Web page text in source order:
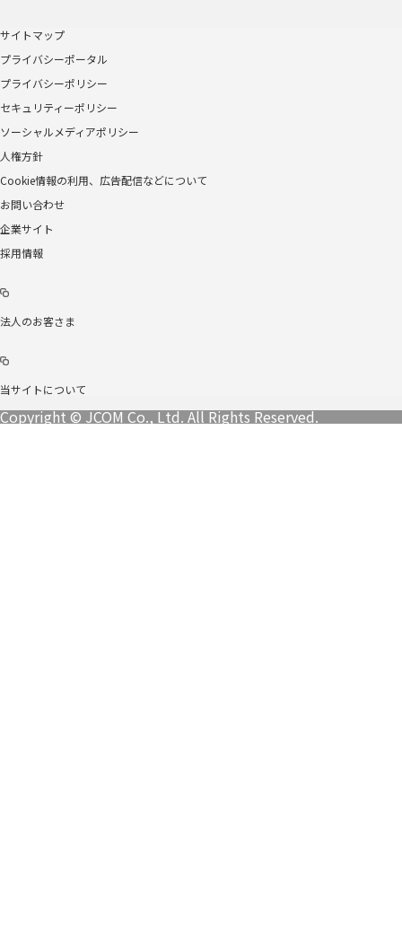
サイトマップ
プライバシーポータル
プライバシーポリシー
セキュリティーポリシー
ソーシャルメディアポリシー
人権方針
Cookie情報の利用、広告配信などについて
お問い合わせ
企業サイト
採用情報
法人のお客さま
当サイトについて
Copyright © JCOM Co., Ltd. All Rights Reserved.